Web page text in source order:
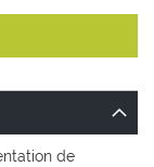
de